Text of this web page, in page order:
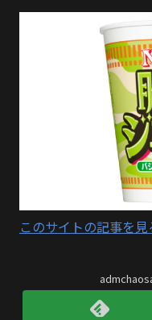
このサイトの記事を見